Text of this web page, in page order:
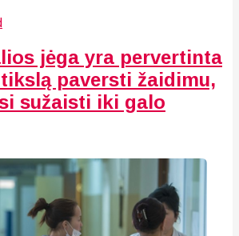
jėga yra pervertinta
paversti žaidimu,
sužaisti iki galo